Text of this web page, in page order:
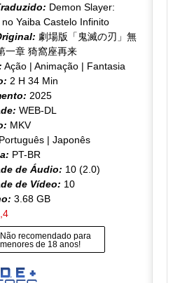
Demon Slayer:
no Yaiba Castelo Infinito
劇場版「鬼滅の刃」無
一章 猗窩座再来
Ação | Animação | Fantasia
2 H 34 Min
2025
WEB-DL
MKV
Português | Japonês
PT-BR
de Áudio: 10 (2.0)
de Vídeo: 10
3.68 GB
Não recomendado para
menores de 18 anos!